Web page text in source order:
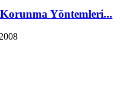
Korunma Yöntemleri...